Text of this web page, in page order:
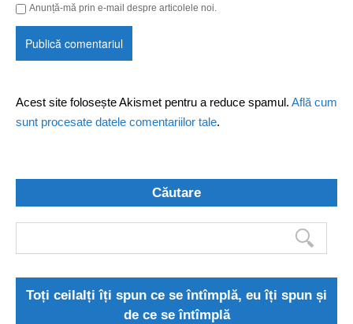
Anunță-mă prin e-mail despre articolele noi.
Acest site folosește Akismet pentru a reduce spamul. Află cum
sunt procesate datele comentariilor tale.
Căutare
Toți ceilalți îți spun ce se întîmplă, eu îți spun și
de ce se întîmplă